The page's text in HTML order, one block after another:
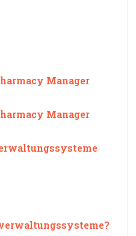
Manager
Manager